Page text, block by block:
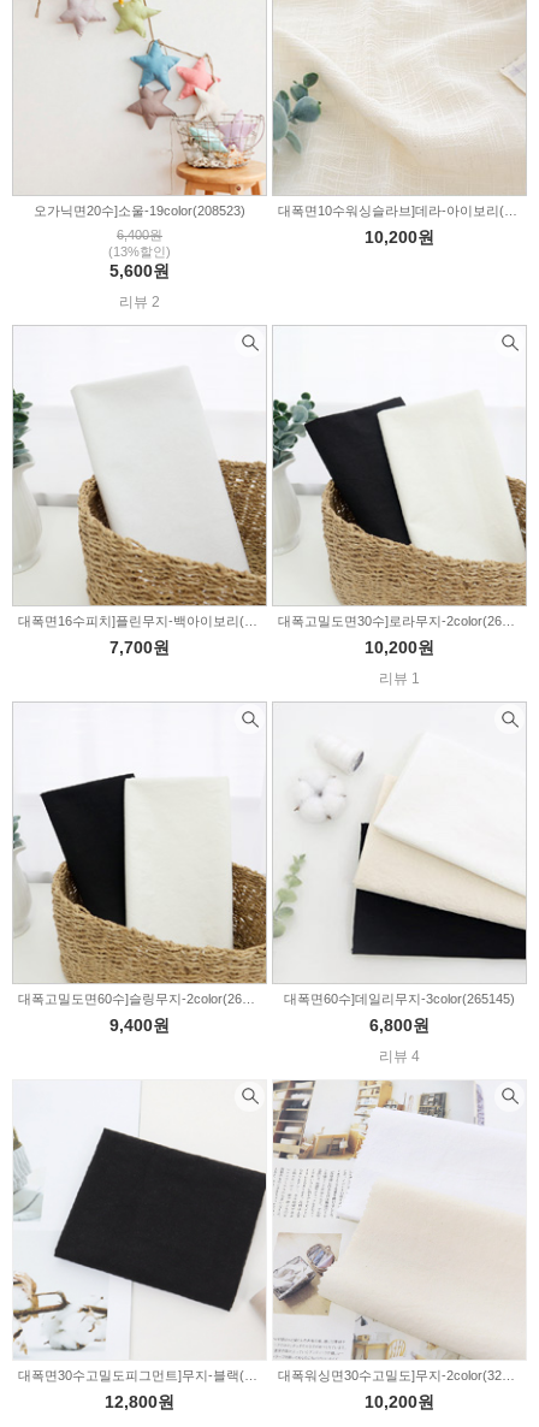
오가닉면20수]소울-19color(208523)
6,400원
(13%할인)
5,600원
리뷰 2
10,200원
대폭면16수피치]플린무지-백아이보리(TB105)
7,700원
대폭고밀도면30수]로라무지-2color(264813)
10,200원
리뷰 1
9,400원
대폭면60수]데일리무지-3color(265145)
6,800원
리뷰 4
12,800원 10,200원